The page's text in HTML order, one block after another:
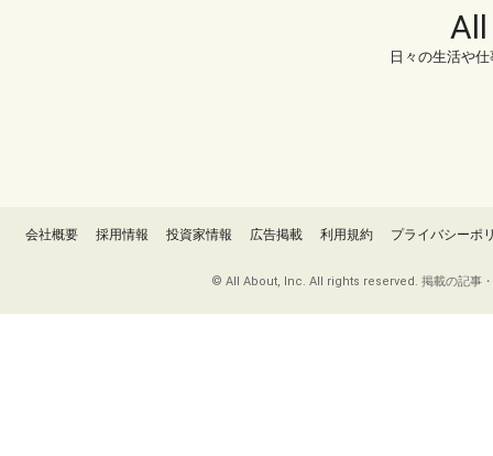
日々の生活や
会社概要 採用情報 投資家情報 広告掲載 利用規約 プライバシーポ
© All About, Inc. All rights reserved. 掲載の記事・